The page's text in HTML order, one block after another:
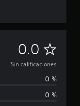
0.0 S
i
n
c
Sin calificaciones
0 %
0 %